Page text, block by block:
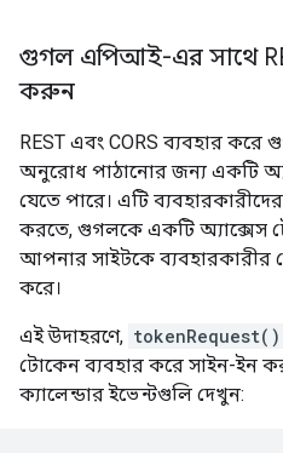
গুগল এপিআই-এর সাথে
করুন
REST এবং CORS ব্যবহার
অনুরোধ পাঠানোর জন্য একটি
যেতে পারে। এটি
করতে, গুগলকে একটি অ্যাক্সেস
আপনার সাইটকে ব্যবহারকারীর
করে।
এই উদাহরণে, tokenRequest()
টোকেন ব্যবহার করে সাইন-ইন
ক্যালেন্ডার ইভেন্টগুলি দেখুন: